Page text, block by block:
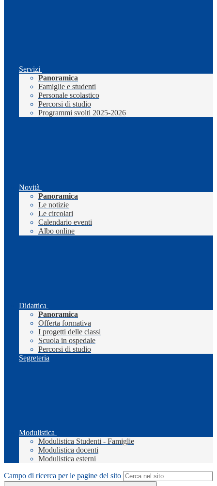
Servizi
Panoramica
Famiglie e studenti
Personale scolastico
Percorsi di studio
Programmi svolti 2025-2026
Novità
Panoramica
Le notizie
Le circolari
Calendario eventi
Albo online
Didattica
Panoramica
Offerta formativa
I progetti delle classi
Scuola in ospedale
Percorsi di studio
Segreteria
Modulistica
Modulistica Studenti - Famiglie
Modulistica docenti
Modulistica esterni
Campo di ricerca per le pagine del sito